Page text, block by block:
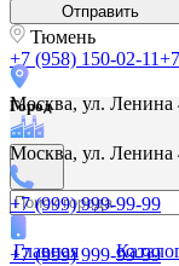
Москва, ул. Ленина
Москва, ул. Ленина
+7 (999) 999-99-99
+7 (999) 999-99-99
Отправить
Тюмень
+7 (958) 150-02-11
Город
Главная